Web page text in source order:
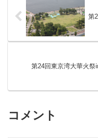
る様...
第
第24回東京湾大華火祭
コメント